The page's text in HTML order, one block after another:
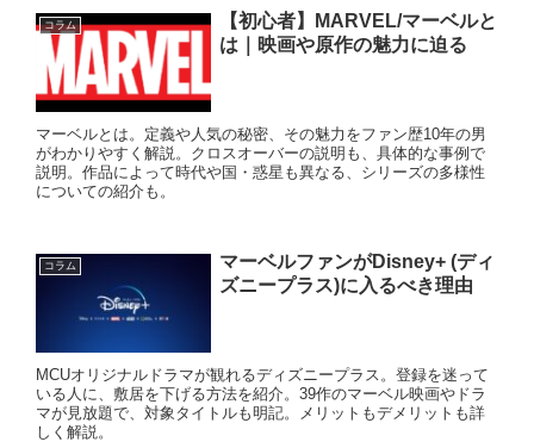
コラム
【初心者】MARVEL/マーベルと
は｜映画や原作の魅力に迫る
マーベルとは。定義や人気の秘密、その魅力をファン歴10年の男
がわかりやすく解説。クロスオーバーの説明も、具体的な事例で
説明。作品によって時代や国・惑星も異なる、シリーズの多様性
についての紹介も。
コラム
マーベルファンがDisney+ (ディ
ズニープラス)に入るべき理由
MCUオリジナルドラマが観れるディズニープラス。登録を迷って
いる人に、敷居を下げる方法を紹介。39作のマーベル映画やドラ
マが見放題で、対象タイトルも明記。メリットもデメリットも詳
しく解説。